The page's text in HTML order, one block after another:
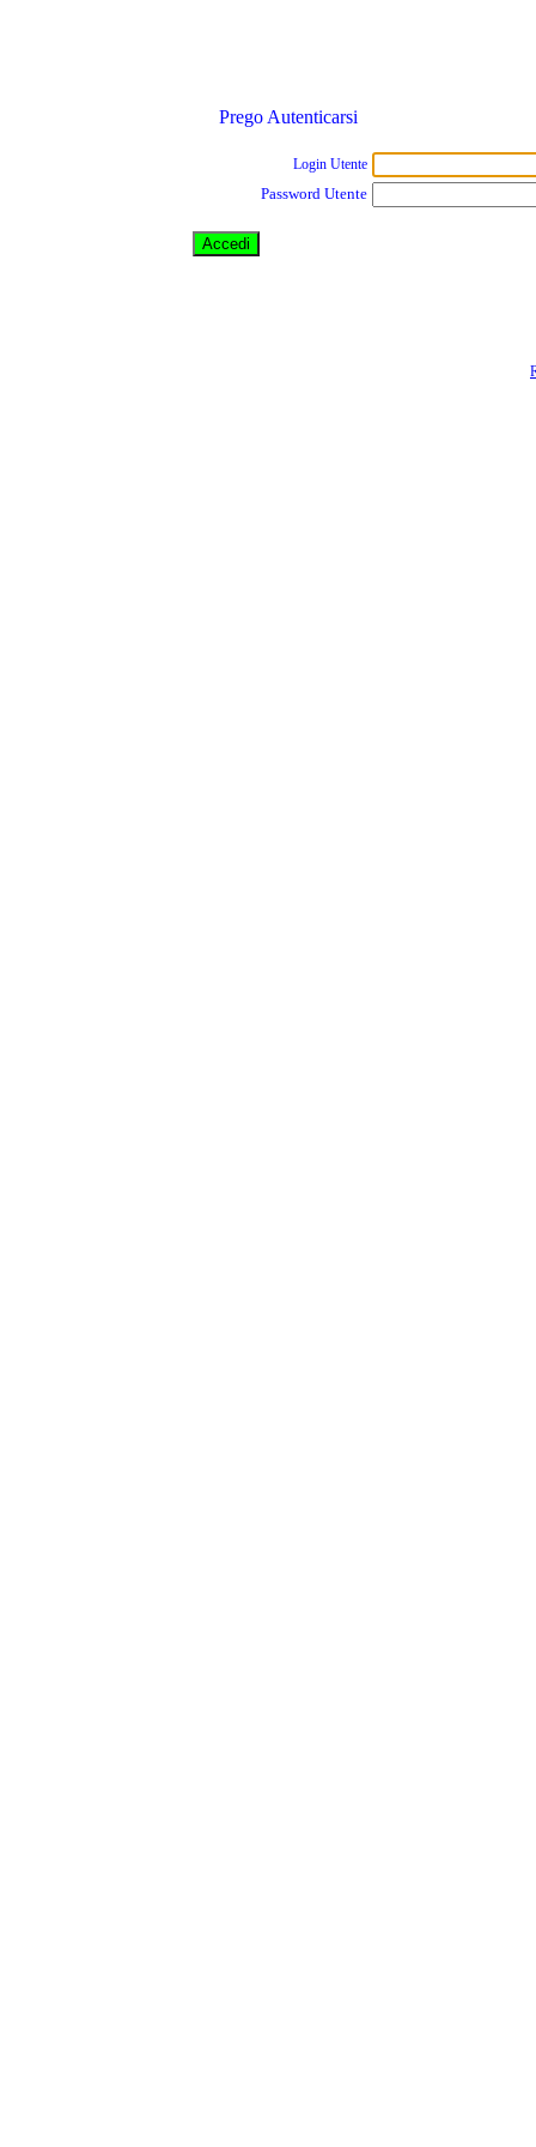
Prego Autenticarsi
Login Utente
Password Utente